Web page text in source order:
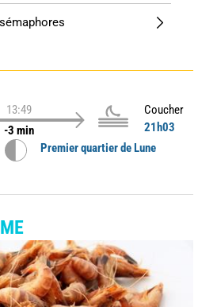
13:49
-3 min
Coucher
21h03
Premier quartier de Lune